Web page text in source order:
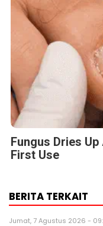
Fungus Dries
First Use
BERITA TERKAIT
Jumat, 7 Agustus 2026 -